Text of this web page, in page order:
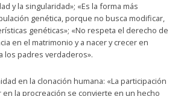
y la singularidad»; «Es la forma más
genética, porque no busca modificar,
genéticas»; «No respeta el derecho de
en el matrimonio y a nacer y crecer en
los padres verdaderos».
en la clonación humana: «La participación
en la procreación se convierte en un hecho